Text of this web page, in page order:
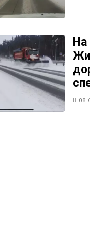
На
08